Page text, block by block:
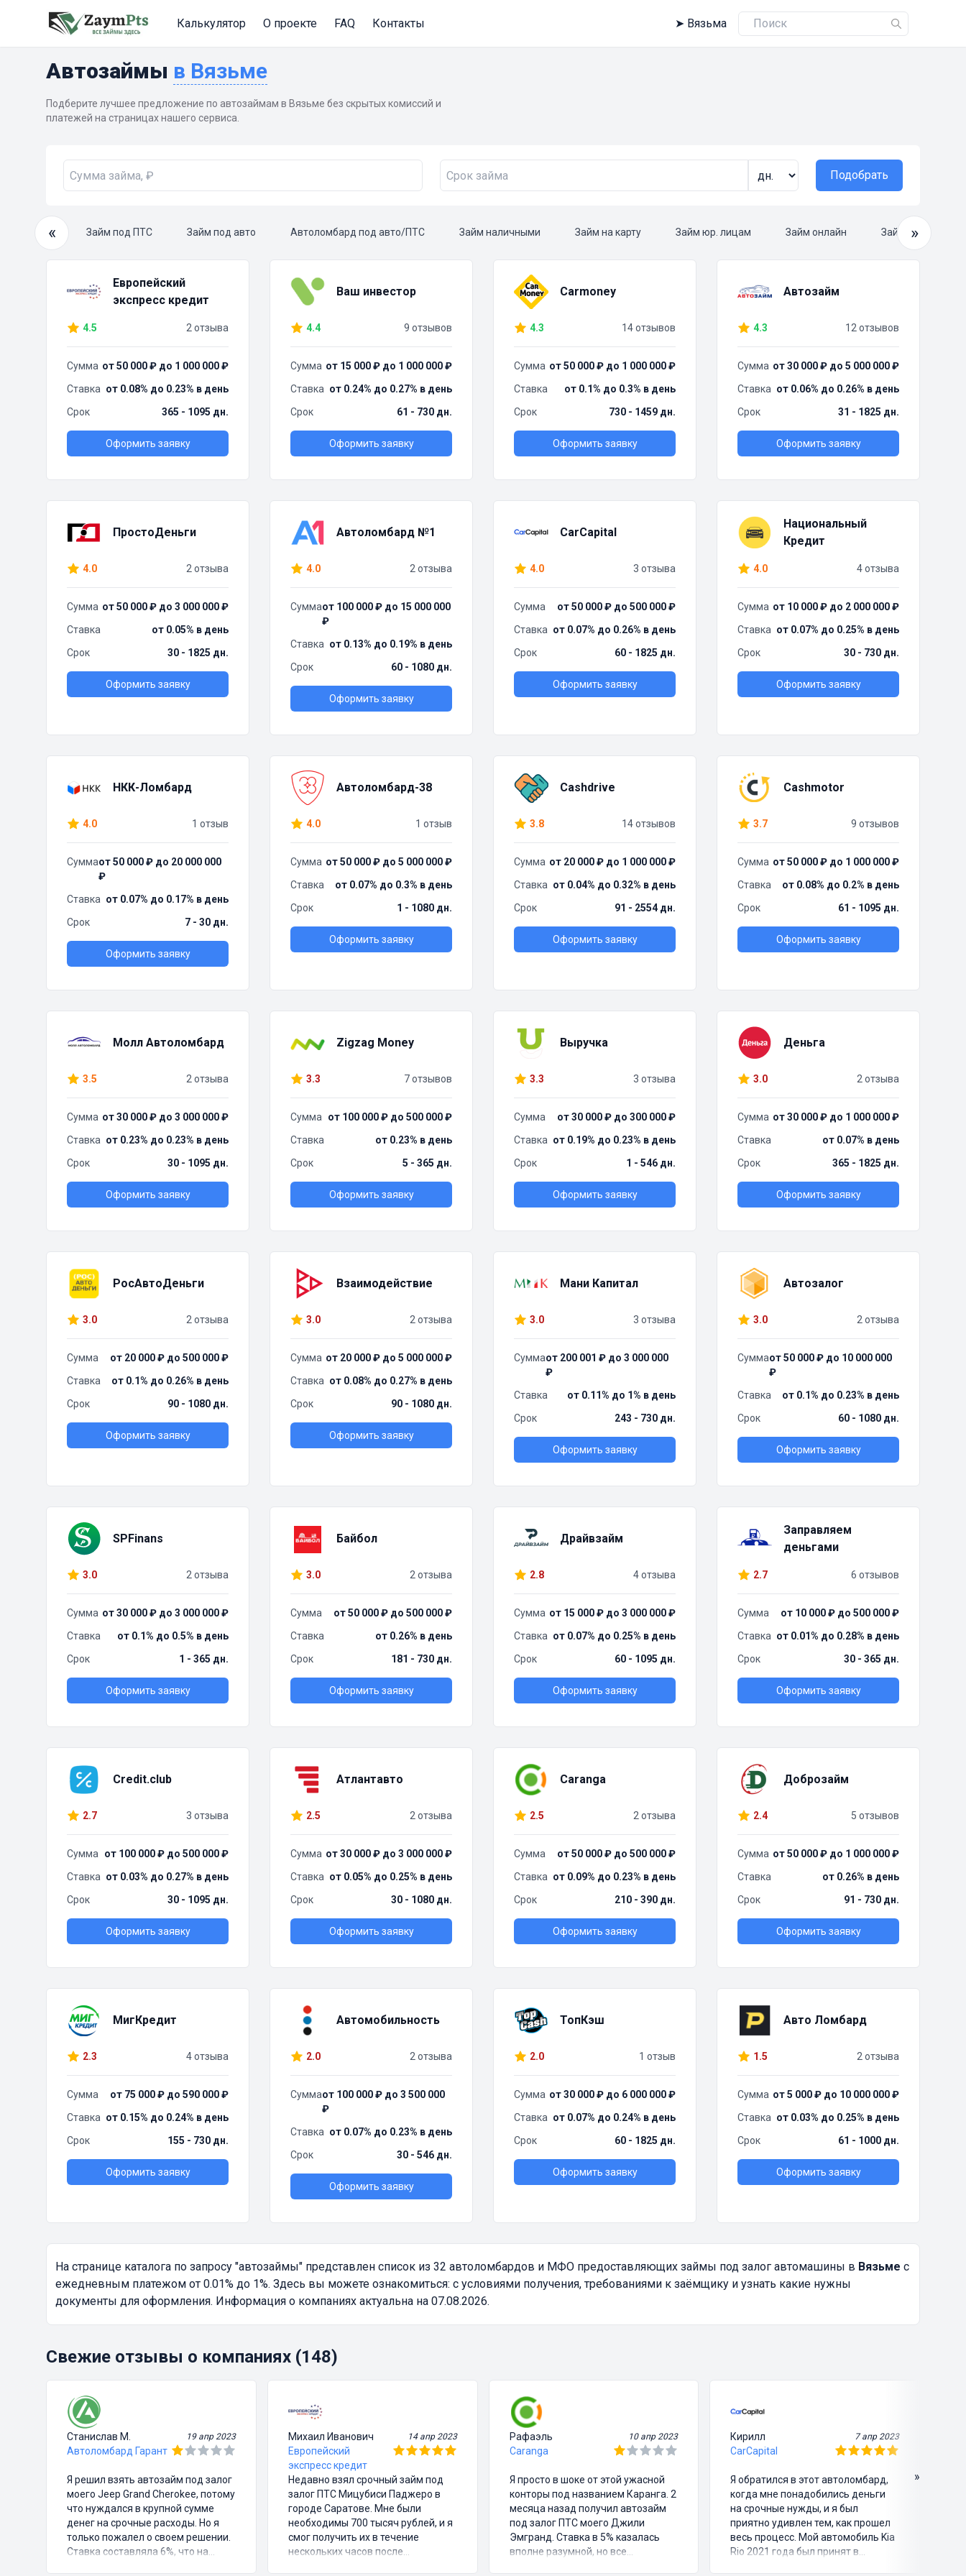
Калькулятор О проекте FAQ Контакты ➤ Вязьма
Автозаймы в Вязьме
Подберите лучшее предложение по автозаймам в Вязьме без скрытых комиссий и
платежей на страницах нашего сервиса.
Подобрать
«
займ Займ под ПТС Займ под авто Автоломбард под авто/ПТС Займ наличными Займ на карту Займ юр. лицам Займ онлайн Займ »
Европейский
экспресс кредит
4.5 2 отзыва
Сумма от 50 000 ₽ до 1 000 000 ₽
Ставка от 0.08% до 0.23% в день
Срок
365 - 1095 дн.
Оформить заявку
Ваш инвестор
4.4 9 отзывов
Сумма от 15 000 ₽ до 1 000 000 ₽
Ставка от 0.24% до 0.27% в день
Срок
61 - 730 дн.
Оформить заявку
Carmoney
4.3 14 отзывов
Сумма от 50 000 ₽ до 1 000 000 ₽
Ставка
от 0.1% до 0.3% в день
Срок
730 - 1459 дн.
Оформить заявку
Автозайм
4.3 12 отзывов
Сумма от 30 000 ₽ до 5 000 000 ₽
Ставка от 0.06% до 0.26% в день
Срок
31 - 1825 дн.
Оформить заявку
ПростоДеньги
4.0 2 отзыва
Сумма от 50 000 ₽ до 3 000 000 ₽
Ставка
от 0.05% в день
Срок
30 - 1825 дн.
Оформить заявку
Автоломбард №1
4.0 2 отзыва
Суммаот 100 000 ₽ до 15 000 000
₽
Ставка от 0.13% до 0.19% в день
Срок
60 - 1080 дн.
Оформить заявку
CarCapital
4.0 3 отзыва
Сумма
от 50 000 ₽ до 500 000 ₽
Ставка от 0.07% до 0.26% в день
Срок
60 - 1825 дн.
Оформить заявку
Национальный
Кредит
4.0 4 отзыва
Сумма от 10 000 ₽ до 2 000 000 ₽
Ставка от 0.07% до 0.25% в день
Срок
30 - 730 дн.
Оформить заявку
НКК-Ломбард
4.0 1 отзыв
Суммаот 50 000 ₽ до 20 000 000
₽
Ставка от 0.07% до 0.17% в день
Срок
7 - 30 дн.
Оформить заявку
Автоломбард-38
4.0 1 отзыв
Сумма от 50 000 ₽ до 5 000 000 ₽
Ставка
от 0.07% до 0.3% в день
Срок
1 - 1080 дн.
Оформить заявку
Cashdrive
3.8 14 отзывов
Сумма от 20 000 ₽ до 1 000 000 ₽
Ставка от 0.04% до 0.32% в день
Срок
91 - 2554 дн.
Оформить заявку
Cashmotor
3.7 9 отзывов
Сумма от 50 000 ₽ до 1 000 000 ₽
Ставка
от 0.08% до 0.2% в день
Срок
61 - 1095 дн.
Оформить заявку
Молл Автоломбард
3.5 2 отзыва
Сумма от 30 000 ₽ до 3 000 000 ₽
Ставка от 0.23% до 0.23% в день
Срок
30 - 1095 дн.
Оформить заявку
Zigzag Money
3.3 7 отзывов
Сумма
от 100 000 ₽ до 500 000 ₽
Ставка
от 0.23% в день
Срок
5 - 365 дн.
Оформить заявку
Выручка
3.3 3 отзыва
Сумма
от 30 000 ₽ до 300 000 ₽
Ставка от 0.19% до 0.23% в день
Срок
1 - 546 дн.
Оформить заявку
Деньга
3.0 2 отзыва
Сумма от 30 000 ₽ до 1 000 000 ₽
Ставка
от 0.07% в день
Срок
365 - 1825 дн.
Оформить заявку
РосАвтоДеньги
3.0 2 отзыва
Сумма
от 20 000 ₽ до 500 000 ₽
Ставка
от 0.1% до 0.26% в день
Срок
90 - 1080 дн.
Оформить заявку
Взаимодействие
3.0 2 отзыва
Сумма от 20 000 ₽ до 5 000 000 ₽
Ставка от 0.08% до 0.27% в день
Срок
90 - 1080 дн.
Оформить заявку
Мани Капитал
3.0 3 отзыва
Суммаот 200 001 ₽ до 3 000 000
₽
Ставка
от 0.11% до 1% в день
Срок
243 - 730 дн.
Оформить заявку
Автозалог
3.0 2 отзыва
Суммаот 50 000 ₽ до 10 000 000
₽
Ставка
от 0.1% до 0.23% в день
Срок
60 - 1080 дн.
Оформить заявку
SPFinans
3.0 2 отзыва
Сумма от 30 000 ₽ до 3 000 000 ₽
Ставка
от 0.1% до 0.5% в день
Срок
1 - 365 дн.
Оформить заявку
Байбол
3.0 2 отзыва
Сумма
от 50 000 ₽ до 500 000 ₽
Ставка
от 0.26% в день
Срок
181 - 730 дн.
Оформить заявку
Драйвзайм
2.8 4 отзыва
Сумма от 15 000 ₽ до 3 000 000 ₽
Ставка от 0.07% до 0.25% в день
Срок
60 - 1095 дн.
Оформить заявку
Заправляем
деньгами
2.7 6 отзывов
Сумма
от 10 000 ₽ до 500 000 ₽
Ставка от 0.01% до 0.28% в день
Срок
30 - 365 дн.
Оформить заявку
Credit.club
2.7 3 отзыва
Сумма
от 100 000 ₽ до 500 000 ₽
Ставка от 0.03% до 0.27% в день
Срок
30 - 1095 дн.
Оформить заявку
Атлантавто
2.5 2 отзыва
Сумма от 30 000 ₽ до 3 000 000 ₽
Ставка от 0.05% до 0.25% в день
Срок
30 - 1080 дн.
Оформить заявку
Caranga
2.5 2 отзыва
Сумма
от 50 000 ₽ до 500 000 ₽
Ставка от 0.09% до 0.23% в день
Срок
210 - 390 дн.
Оформить заявку
Доброзайм
2.4 5 отзывов
Сумма от 50 000 ₽ до 1 000 000 ₽
Ставка
от 0.26% в день
Срок
91 - 730 дн.
Оформить заявку
МигКредит
2.3 4 отзыва
Сумма
от 75 000 ₽ до 590 000 ₽
Ставка от 0.15% до 0.24% в день
Срок
155 - 730 дн.
Оформить заявку
Автомобильность
2.0 2 отзыва
Суммаот 100 000 ₽ до 3 500 000
₽
Ставка от 0.07% до 0.23% в день
Срок
30 - 546 дн.
Оформить заявку
ТопКэш
2.0 1 отзыв
Сумма от 30 000 ₽ до 6 000 000 ₽
Ставка от 0.07% до 0.24% в день
Срок
60 - 1825 дн.
Оформить заявку
Авто Ломбард
1.5 2 отзыва
Сумма от 5 000 ₽ до 10 000 000 ₽
Ставка от 0.03% до 0.25% в день
Срок
61 - 1000 дн.
Оформить заявку
На странице каталога по запросу "автозаймы" представлен список из 32 автоломбардов и МФО предоставляющих займы под залог автомашины в Вязьме с
ежедневным платежом от 0.01% до 1%. Здесь вы можете ознакомиться: с условиями получения, требованиями к заёмщику и узнать какие нужны
документы для оформления. Информация о компаниях актуальна на 07.08.2026.
Свежие отзывы о компаниях (148)
Станислав М. 19 апр 2023
Автоломбард Гарант
Я решил взять автозайм под залог
моего Jeep Grand Cherokee, потому
что нуждался в крупной сумме
денег на срочные расходы. Но я
только пожалел о своем решении.
Ставка составляла 6%, что на
Михаил Иванович 14 апр 2023
Европейский
экспресс кредит
Недавно взял срочный займ под
залог ПТС Мицубиси Паджеро в
городе Саратове. Мне были
необходимы 700 тысяч рублей, и я
смог получить их в течение
нескольких часов после
Рафаэль 10 апр 2023
Caranga
Я просто в шоке от этой ужасной
конторы под названием Каранга. 2
месяца назад получил автозайм
под залог ПТС моего Джили
Эмгранд. Ставка в 5% казалась
вполне разумной, но все
Кирилл 7 апр 2023
CarCapital
Я обратился в этот автоломбард,
когда мне понадобились деньги
на срочные нужды, и я был
приятно удивлен тем, как прошел
весь процесс. Мой автомобиль Kia
Rio 2021 года был принят в
»